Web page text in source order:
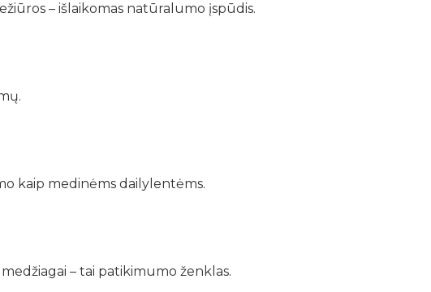
– išlaikomas natūralumo įspūdis.
kaip medinėms dailylentėms.
– tai patikimumo ženklas.